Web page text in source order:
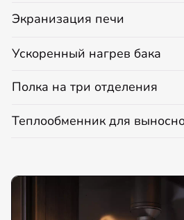
Ускоренный нагрев бака
Полка на три отделения
Экранизация печи
Теплообменник для